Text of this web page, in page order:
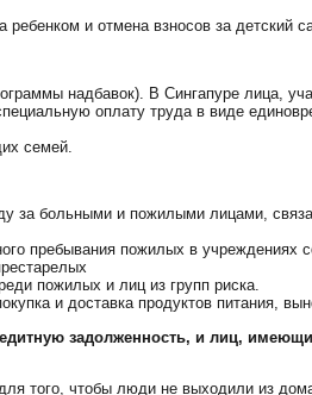
и отмена взносов за детский
надбавок). В Сингапуре лица,
оплату труда в виде
семей.
за больными и пожилыми лицами,
пребывания пожилых в учреждениях
пожилых и лиц из групп риска.
и доставка продуктов питания,
задолженность, и лиц,
того, чтобы люди не выходили из